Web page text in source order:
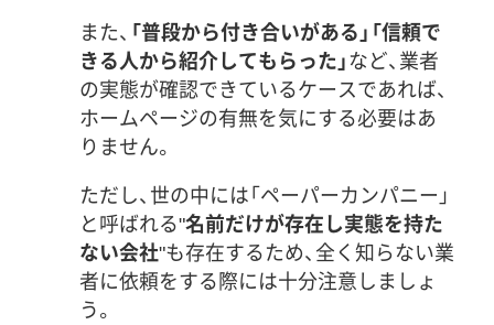
また、 「普段から付き合いがある」「信頼で
きる人から紹介してもらった」など、業者
の実態が確認できているケースであれば、
ホームページの有無を気にする必要はあ
りません。
ただし、世の中には「ペーパーカンパニー」
と呼ばれる"名前だけが存在し実態を持た
ない会社"も存在するため、全く知らない業
者に依頼をする際には十分注意しましょ
う。